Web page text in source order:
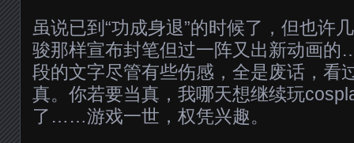
虽说已到“功成身退”的时候了，但也许
骏那样宣布封笔但过一阵又出新动画
段的文字尽管有些伤感，全是废话，看
真。你若要当真，我哪天想继续玩
了……游戏一世，权凭兴趣。